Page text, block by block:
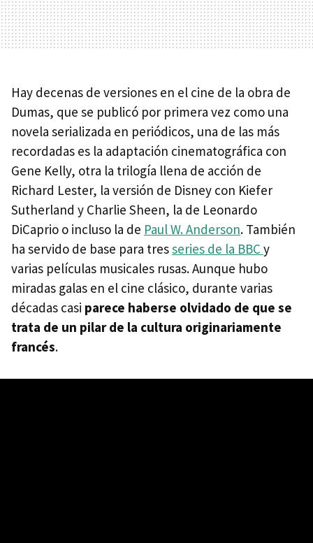
Hay decenas de versiones en el cine de la obra de
Dumas, que se publicó por primera vez como una
novela serializada en periódicos, una de las más
recordadas es la adaptación cinematográfica con
Gene Kelly, otra la trilogía llena de acción de
Richard Lester, la versión de Disney con Kiefer
Sutherland y Charlie Sheen, la de Leonardo
DiCaprio o incluso la de Paul W. Anderson. También
ha servido de base para tresseries de la BBC y
varias películas musicales rusas. Aunque hubo
miradas galas en el cine clásico, durante varias
décadas casi parece haberse olvidado de que se
trata de un pilar de la cultura originariamente
francés.